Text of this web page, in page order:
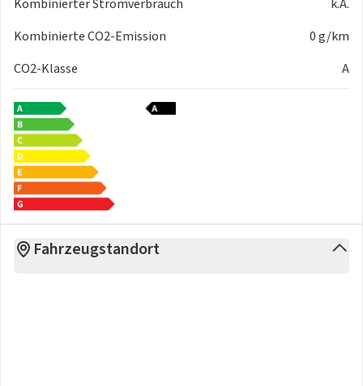
Kombinierter Stromverbrauch
k.A.
Kombinierte CO2-Emission
0 g/km
CO2-Klasse
A
Fahrzeugstandort